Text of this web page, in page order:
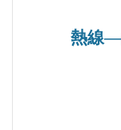
第五節 第二期
工儉學運動
第六節 第二期
第六章 第二期
熱線—